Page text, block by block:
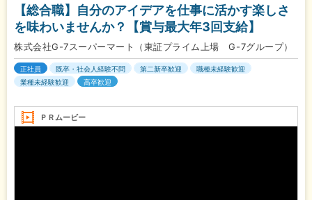
【総合職】自分のアイデアを仕事に活かす楽しさ
を味わいませんか？【賞与最大年3回支給】
株式会社G-7スーパーマート（東証プライム上場 G-7グループ）
正社員 既卒・社会人経験不問 第二新卒歓迎
職種未経験歓迎
業種未経験歓迎
高卒歓迎
ＰＲムービー